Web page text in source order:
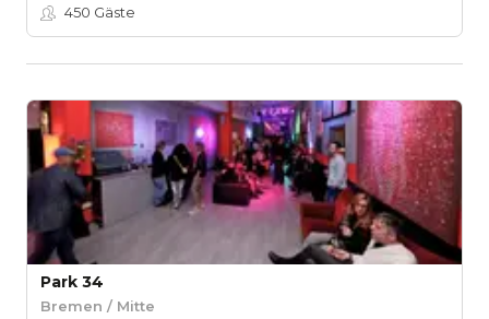
450 Gäste
Park 34
Bremen / Mitte